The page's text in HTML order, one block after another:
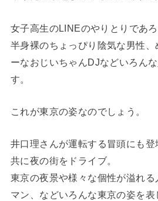
女子高生のLINEのやりとりであ
半身裸のちょっぴり陰気な男性
ーなおじいちゃんDJなどいろん
す。
これが東京の姿なのでしょう。
井口理さんが運転する冒頭にも登
共に夜の街をドライブ。
東京の夜景や様々な個性が溢れ
マン、などいろんな東京の姿を表